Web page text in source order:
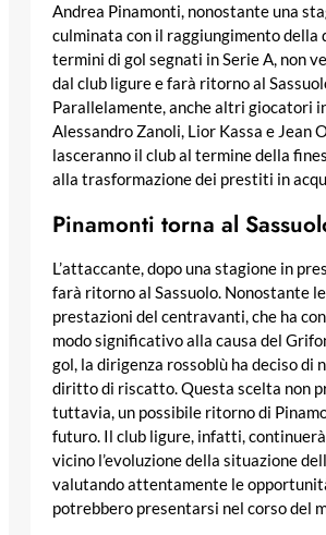
Andrea Pinamonti, nonostante una
culminata con il raggiungimento della
termini di gol segnati in Serie A, non
dal club ligure e farà ritorno al
Parallelamente, anche altri giocatori
Alessandro Zanoli, Lior Kassa e Jean
lasceranno il club al termine della
alla trasformazione dei prestiti in
Pinamonti torna al
L’attaccante, dopo una stagione in
farà ritorno al Sassuolo. Nonostante
prestazioni del centravanti, che ha
modo significativo alla causa del
gol, la dirigenza rossoblù ha deciso di
diritto di riscatto. Questa scelta non
tuttavia, un possibile ritorno di
futuro. Il club ligure, infatti, continuerà
vicino l’evoluzione della situazione
valutando attentamente le
potrebbero presentarsi nel corso del